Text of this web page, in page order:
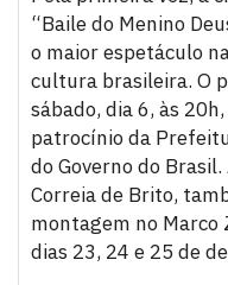
“Baile do Menino
o maior espetáculo
cultura brasileira. O
sábado, dia 6, às
patrocínio da
do Governo do
Correia de Brito,
montagem no Marco
dias 23, 24 e 25 de